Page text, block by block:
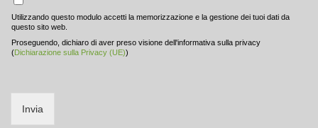
Utilizzando questo modulo accetti la memorizzazione e la gestione dei tuoi dati da
questo sito web.
Proseguendo, dichiaro di aver preso visione dell'informativa sulla privacy
(Dichiarazione sulla Privacy (UE))
Invia